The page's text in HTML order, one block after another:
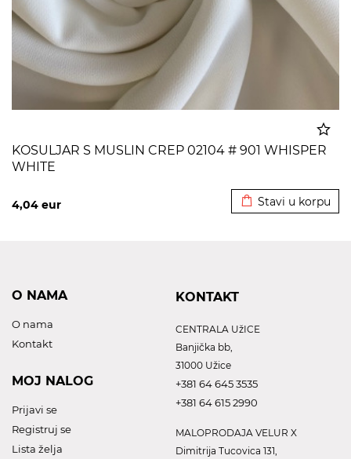
KOSULJAR S MUSLIN CREP 02104 # 901 WHISPER
WHITE
4,04 eur Stavi u korpu
O NAMA
O nama
Kontakt
MOJ NALOG
Prijavi se
Registruj se
Lista želja
KONTAKT
CENTRALA UžICE
Banjička bb,
31000 Užice
+381 64 645 3535
+381 64 615 2990
MALOPRODAJA VELUR X
Dimitrija Tucovica 131,